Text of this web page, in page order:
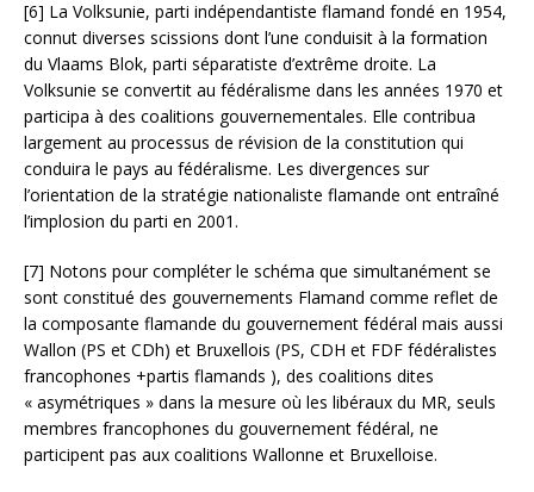
[6] La Volksunie, parti indépendantiste flamand fondé en 1954,
connut diverses scissions dont l’une conduisit à la formation
du Vlaams Blok, parti séparatiste d’extrême droite. La
Volksunie se convertit au fédéralisme dans les années 1970 et
participa à des coalitions gouvernementales. Elle contribua
largement au processus de révision de la constitution qui
conduira le pays au fédéralisme. Les divergences sur
l’orientation de la stratégie nationaliste flamande ont entraîné
l’implosion du parti en 2001.
[7] Notons pour compléter le schéma que simultanément se
sont constitué des gouvernements Flamand comme reflet de
la composante flamande du gouvernement fédéral mais aussi
Wallon (PS et CDh) et Bruxellois (PS, CDH et FDF fédéralistes
francophones +partis flamands ), des coalitions dites
« asymétriques » dans la mesure où les libéraux du MR, seuls
membres francophones du gouvernement fédéral, ne
participent pas aux coalitions Wallonne et Bruxelloise.